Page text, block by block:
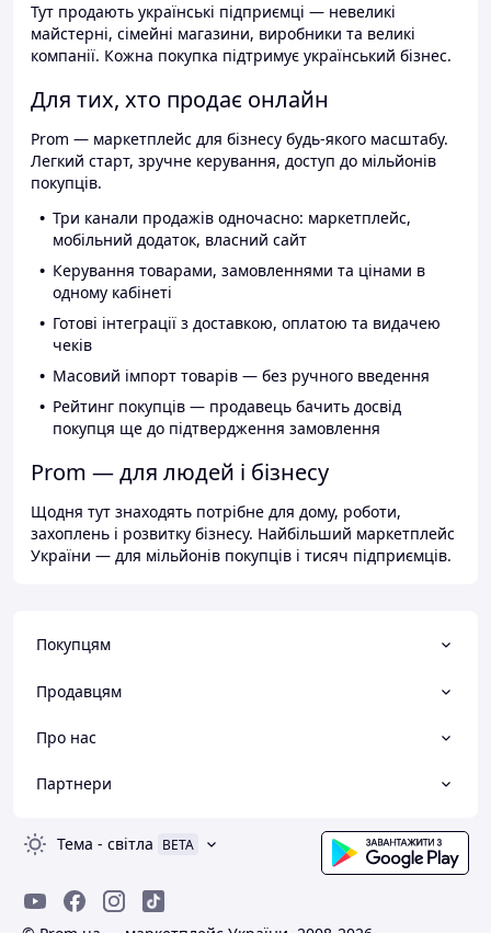
Тут продають українські підприємці — невеликі
майстерні, сімейні магазини, виробники та великі
компанії. Кожна покупка підтримує український бізнес.
Для тих, хто продає онлайн
Prom — маркетплейс для бізнесу будь-якого масштабу.
Легкий старт, зручне керування, доступ до мільйонів
покупців.
Три канали продажів одночасно: маркетплейс,
мобільний додаток, власний сайт
Керування товарами, замовленнями та цінами в
одному кабінеті
Готові інтеграції з доставкою, оплатою та видачею
чеків
Масовий імпорт товарів — без ручного введення
Рейтинг покупців — продавець бачить досвід
покупця ще до підтвердження замовлення
Prom — для людей і бізнесу
Щодня тут знаходять потрібне для дому, роботи,
захоплень і розвитку бізнесу. Найбільший маркетплейс
України — для мільйонів покупців і тисяч підприємців.
Покупцям
Продавцям
Про нас
Партнери
Тема - світла BETA